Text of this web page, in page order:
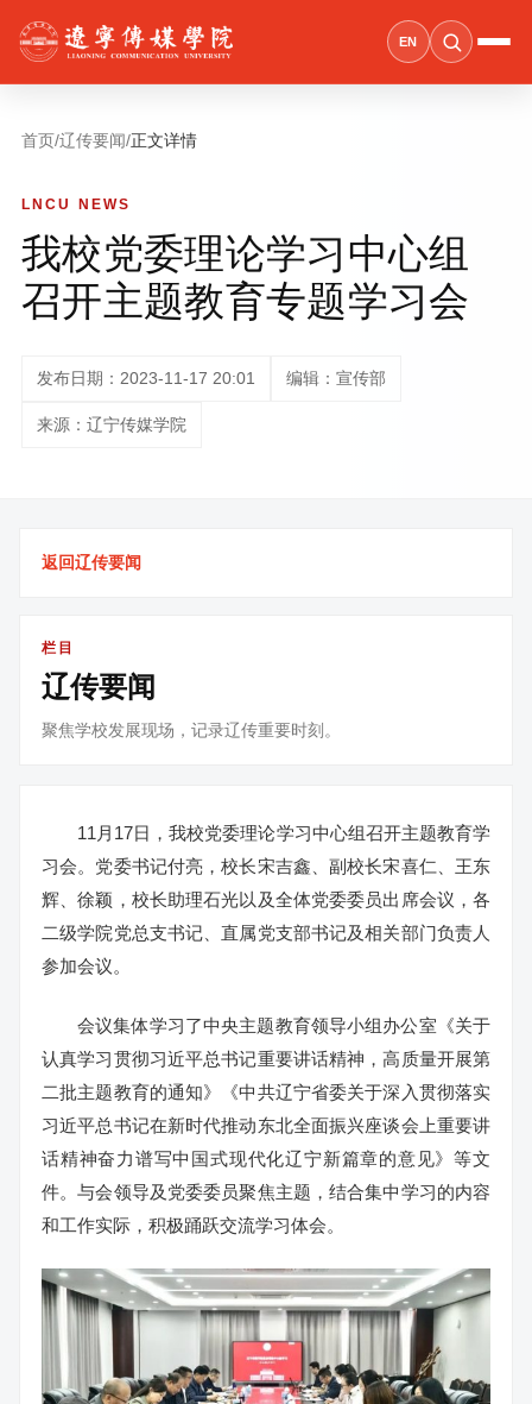
EN
首页/辽传要闻/正文详情
LNCU NEWS
我校党委理论学习中心组
召开主题教育专题学习会
发布日期：2023-11-17 20:01 编辑：宣传部
来源：辽宁传媒学院
返回辽传要闻
栏目
辽传要闻
聚焦学校发展现场，记录辽传重要时刻。
11月17日，我校党委理论学习中心组召开主题教育学
习会。党委书记付亮，校长宋吉鑫、副校长宋喜仁、王东
辉、徐颖，校长助理石光以及全体党委委员出席会议，各
二级学院党总支书记、直属党支部书记及相关部门负责人
参加会议。
会议集体学习了中央主题教育领导小组办公室《关于
认真学习贯彻习近平总书记重要讲话精神，高质量开展第
二批主题教育的通知》《中共辽宁省委关于深入贯彻落实
习近平总书记在新时代推动东北全面振兴座谈会上重要讲
话精神奋力谱写中国式现代化辽宁新篇章的意见》等文
件。与会领导及党委委员聚焦主题，结合集中学习的内容
和工作实际，积极踊跃交流学习体会。